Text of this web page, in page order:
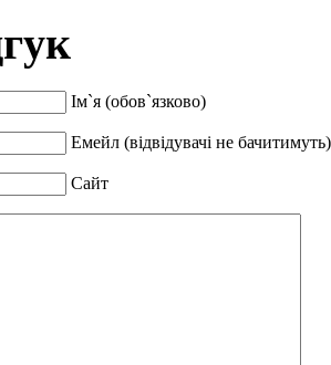
Ім`я (обов`язково)
Емейл (відвідувачі не
Сайт